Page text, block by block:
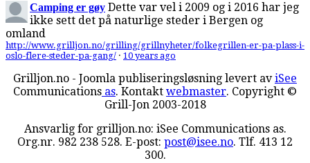
Camping er gøy Dette var vel i 2009 og i 2016 har jeg
ikke sett det på naturlige steder i Bergen og
omland
http://www.grilljon.no/grilling/grillnyheter/folkegrillen-er-pa-plass-i-
oslo-flere-steder-pa-gang/ · 10 years ago
Grilljon.no - Joomla publiseringsløsning levert aviSee
Communications as. Kontakt webmaster. Copyright ©
Grill-Jon 2003-2018
Ansvarlig for grilljon.no: iSee Communications as.
Org.nr. 982 238 528. E-post: post@isee.no. Tlf. 413 12
300.